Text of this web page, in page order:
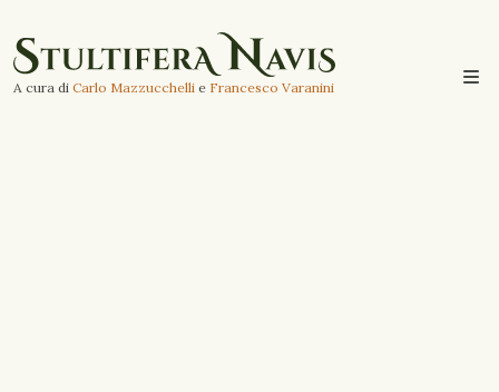
A cura di Carlo Mazzucchelli e Francesco Varanini